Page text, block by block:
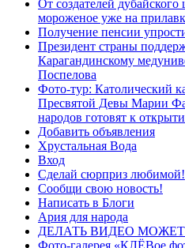
От создателей
мороженое уже на
Получение пенсии
Президент страны
Карагандинскому
Поспелова
Фото-тур: Католический
Пресвятой Девы Марии
народов готовят к
Добавить объявления
Хрустальная Вода
Вход
Сделай сюрприз любимой!
Сообщи свою новость!
Написать в Блоги
Ария для народа
ДЕЛАТЬ ВИДЕО